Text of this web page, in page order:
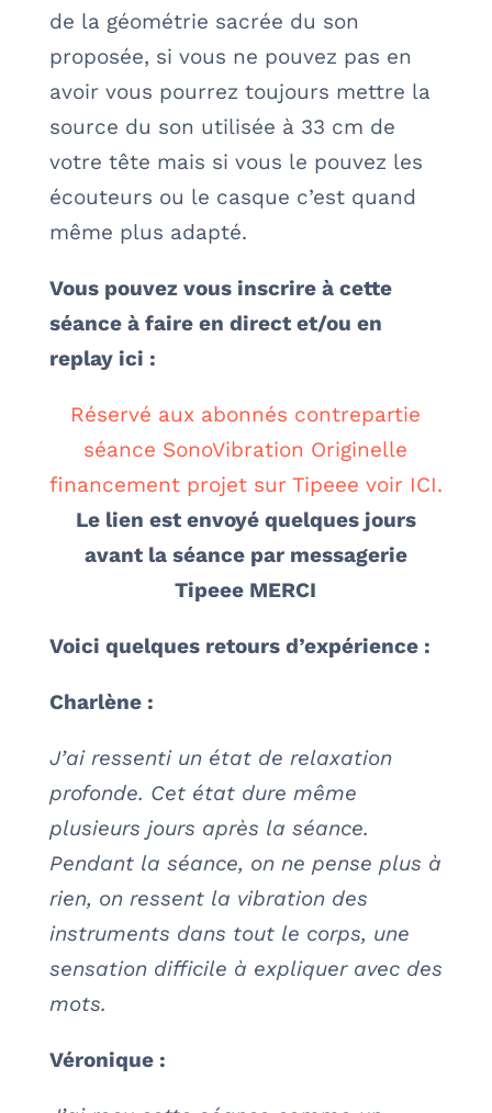
de la géométrie sacrée du son
proposée, si vous ne pouvez pas en
avoir vous pourrez toujours mettre la
source du son utilisée à 33 cm de
votre tête mais si vous le pouvez les
écouteurs ou le casque c’est quand
même plus adapté.
Vous pouvez vous inscrire à cette
séance à faire en direct et/ou en
replay ici :
Réservé aux abonnés contrepartie
séance SonoVibration Originelle
financement projet sur Tipeee voir ICI.
Le lien est envoyé quelques jours
avant la séance par messagerie
Tipeee MERCI
Voici quelques retours d’expérience :
Charlène :
J’ai ressenti un état de relaxation
profonde. Cet état dure même
plusieurs jours après la séance.
Pendant la séance, on ne pense plus à
rien, on ressent la vibration des
instruments dans tout le corps, une
sensation difficile à expliquer avec des
mots.
Véronique :